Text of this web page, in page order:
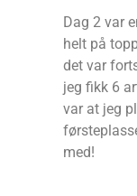
Dag 2 var
helt på
det var
jeg fikk 6
var at jeg
med!